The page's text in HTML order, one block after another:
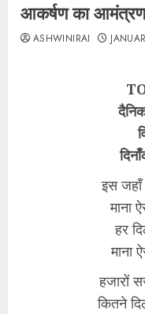
आकर्षण का आमंत्रण
ASHWINIRAI
इस जहाँ
माना
हर
माना
हजारों
कितने